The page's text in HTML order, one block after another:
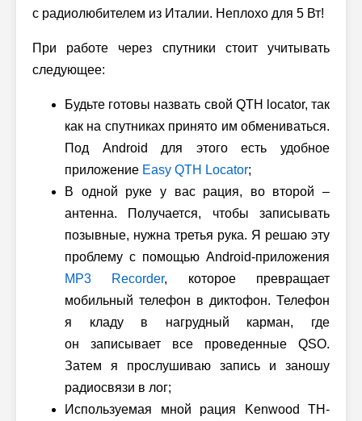
с радиолюбителем из Италии. Неплохо для 5 Вт!
При работе через спутники стоит учитывать
следующее:
Будьте готовы назвать свой QTH locator, так
как на спутниках принято им обмениваться.
Под Android для этого есть удобное
приложение Easy QTH Locator;
В одной руке у вас рация, во второй –
антенна. Получается, чтобы записывать
позывные, нужна третья рука. Я решаю эту
проблему с помощью Android-приложения
MP3 Recorder, которое превращает
мобильный телефон в диктофон. Телефон
я кладу в нагрудный карман, где
он записывает все проведенные QSO.
Затем я прослушиваю запись и заношу
радиосвязи в лог;
Используемая мной рация Kenwood TH-